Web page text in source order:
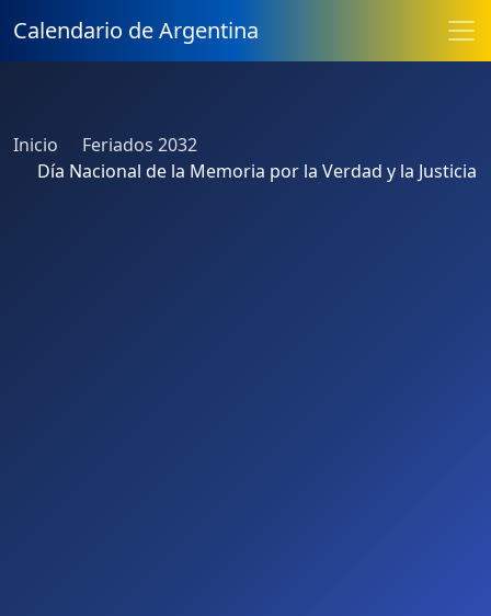
Calendario de Argentina
Inicio
Feriados 2032
Día Nacional de la Memoria por la Verdad y la Justicia